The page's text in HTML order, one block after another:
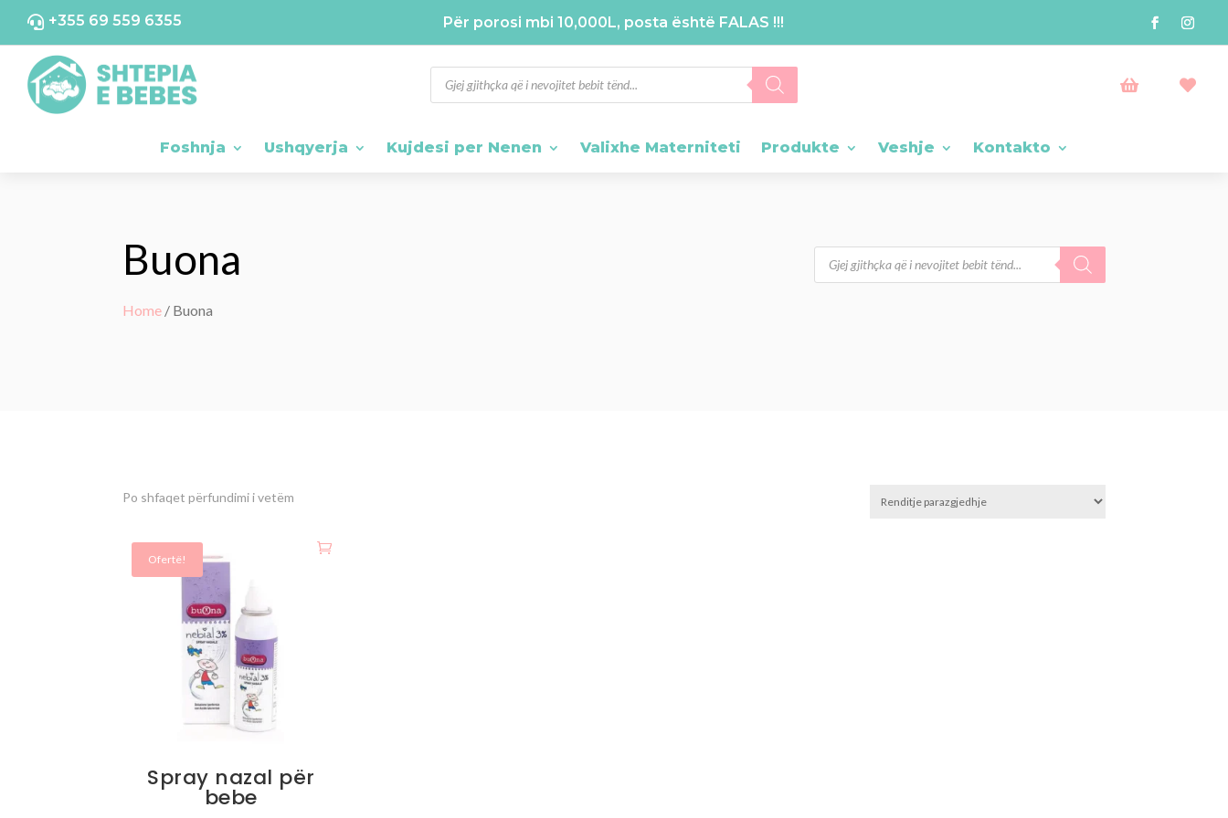
 +355 69 559 6355 Për porosi mbi 10,000L, posta është FALAS !!!
Products
search
 
Foshnja Ushqyerja Kujdesi per Nenen Valixhe Materniteti Produkte Veshje Kontakto
Buona
Home / Buona
Products
search
Po shfaqet përfundimi i vetëm
Ofertë!
Spray nazal për
bebe